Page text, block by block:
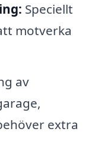
Speciellt
motverka
av
extra